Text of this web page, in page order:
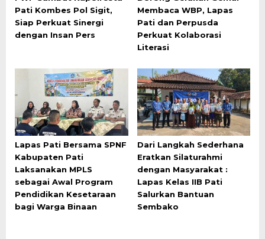
Pati Kombes Pol Sigit,
Siap Perkuat Sinergi
dengan Insan Pers
Membaca WBP, Lapas
Pati dan Perpusda
Perkuat Kolaborasi
Literasi
Lapas Pati Bersama SPNF
Kabupaten Pati
Laksanakan MPLS
sebagai Awal Program
Pendidikan Kesetaraan
bagi Warga Binaan
Dari Langkah Sederhana
Eratkan Silaturahmi
dengan Masyarakat :
Lapas Kelas IIB Pati
Salurkan Bantuan
Sembako